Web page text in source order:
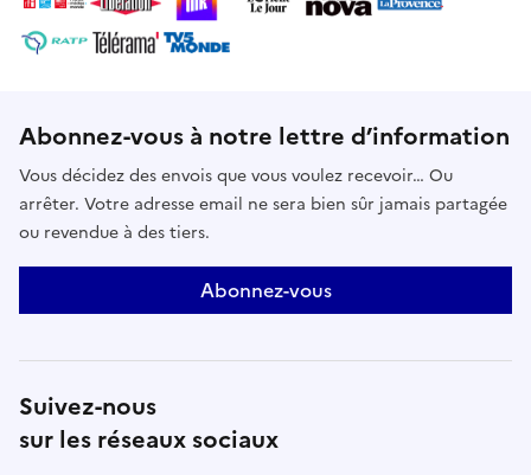
pluriels de Beyrouth, Alexandrie, Maâmoura, Alger,
Marseille, suivre la circulation du café, des dattes,
Méditerranée. Conjuguer passé, présent et futur…
Réserver
Abonnez-vous à notre lettre d’information
Vous décidez des envois que vous voulez recevoir… Ou
arrêter. Votre adresse email ne sera bien sûr jamais partagée
ou revendue à des tiers.
Abonnez-vous
Suivez-nous
sur les réseaux sociaux